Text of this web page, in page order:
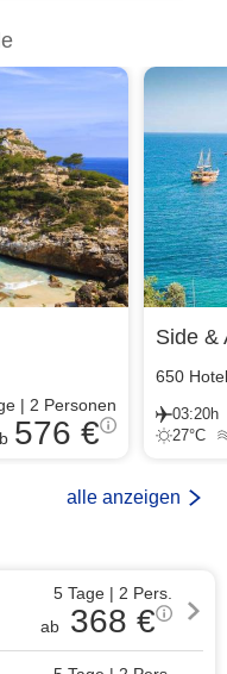
| 2 Personen
576 €
Side &
650
03:20h
27°C
alle anzeigen
5 Tage | 2 Pers.
ab
368 €